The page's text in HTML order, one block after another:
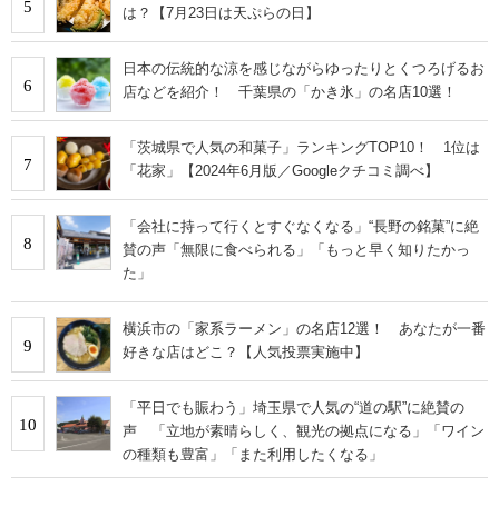
5 は？【7月23日は天ぷらの日】
6
日本の伝統的な涼を感じながらゆったりとくつろげるお
店などを紹介！ 千葉県の「かき氷」の名店10選！
7
「茨城県で人気の和菓子」ランキングTOP10！ 1位は
「花家」【2024年6月版／Googleクチコミ調べ】
8
「会社に持って行くとすぐなくなる」“長野の銘菓”に絶
賛の声「無限に食べられる」「もっと早く知りたかっ
た」
9
横浜市の「家系ラーメン」の名店12選！ あなたが一番
好きな店はどこ？【人気投票実施中】
10
「平日でも賑わう」埼玉県で人気の“道の駅”に絶賛の
声 「立地が素晴らしく、観光の拠点になる」「ワイン
の種類も豊富」「また利用したくなる」